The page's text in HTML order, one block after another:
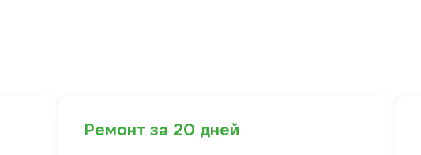
Ремонт за 20 дней